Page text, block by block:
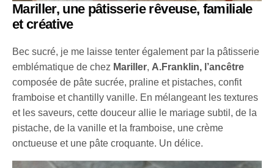
Mariller, une pâtisserie rêveuse, familiale
et créative
Bec sucré, je me laisse tenter également par la pâtisserie
emblématique de chez Mariller, A.Franklin, l’ancêtre
composée de pâte sucrée, praline et pistaches, confit
framboise et chantilly vanille. En mélangeant les textures
et les saveurs, cette douceur allie le mariage subtil, de la
pistache, de la vanille et la framboise, une crème
onctueuse et une pâte croquante. Un délice.